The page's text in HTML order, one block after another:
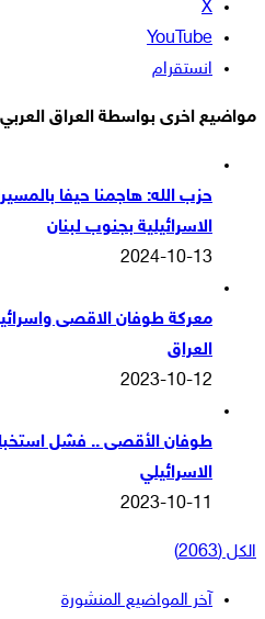
‫X
‫YouTube
انستقرام
مواضيع اخرى بواسطة العراق العربي
حزب الله: هاجمنا حيفا
الاسرائيلية بجنوب لبنان
2024-10-13
معركة طوفان الاقصى
العراق
2023-10-12
طوفان الأقصى .. فشل
الاسرائيلي
2023-10-11
الكل (2063)
آخر المواضيع المنشورة